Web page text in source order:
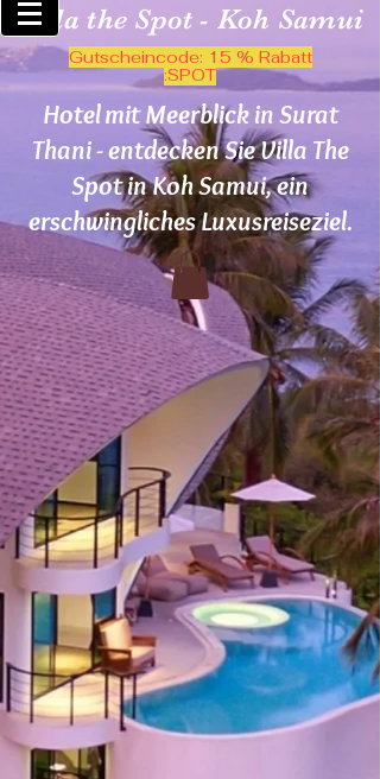
Villa the Spot - Koh Samui
Gutscheincode: 15 % Rabatt
:SPOT
Hotel mit Meerblick in Surat
Thani - entdecken Sie Villa The
Spot in Koh Samui, ein
erschwingliches Luxusreiseziel.